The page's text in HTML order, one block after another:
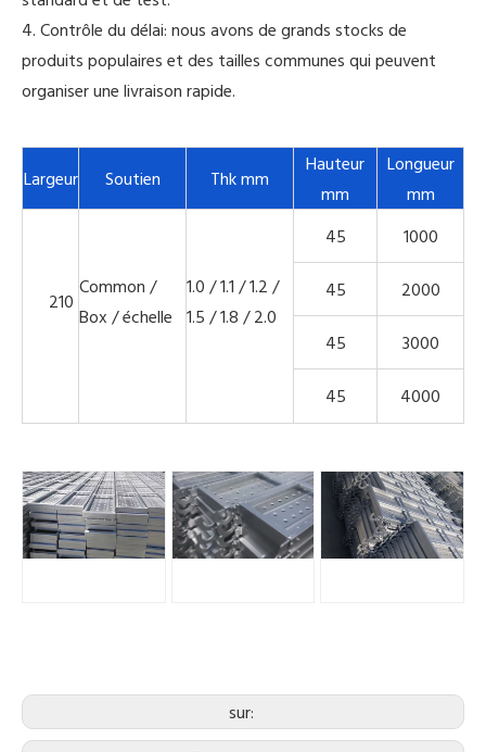
4. Contrôle du délai: nous avons de grands stocks de
produits populaires et des tailles communes qui peuvent
organiser une livraison rapide.
Largeur Soutien Thk mm
Hauteur
mm
Longueur
mm
210
Common /
Box / échelle
1.0 / 1.1 / 1.2 /
1.5 / 1.8 / 2.0
45 1000
45 2000
45 3000
45 4000
sur: